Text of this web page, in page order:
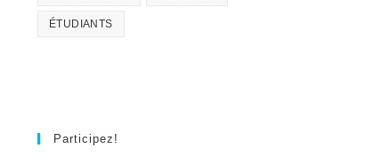
ÉTUDIANTS
Participez!